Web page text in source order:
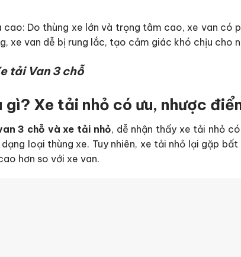
cao: Do thùng xe lớn và trọng tâm cao, xe van có
xe van dễ bị rung lắc, tạo cảm giác khó chịu cho
tải Van 3 chỗ
gì? Xe tải nhỏ có ưu, nhược
3 chỗ và xe tải nhỏ, dễ nhận thấy xe tải nhỏ
loại thùng xe. Tuy nhiên, xe tải nhỏ lại gặp
hơn so với xe van.